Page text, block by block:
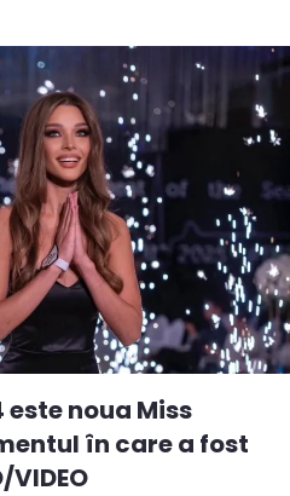
noua Miss
în care a fost